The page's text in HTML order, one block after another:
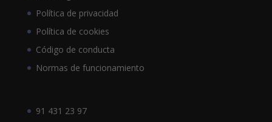
Política de privacidad
Política de cookies
Código de conducta
Normas de funcionamiento
91 431 23 97